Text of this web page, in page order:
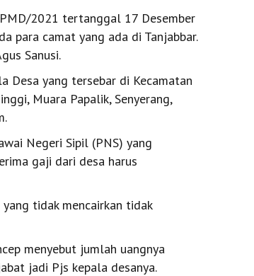
2021 tertanggal 17 Desember
para camat yang ada di Tanjabbar.
Sanusi.
Desa yang tersebar di Kecamatan
Muara Papalik, Senyerang,
Negeri Sipil (PNS) yang
gaji dari desa harus
tidak mencairkan tidak
menyebut jumlah uangnya
jadi Pjs kepala desanya.